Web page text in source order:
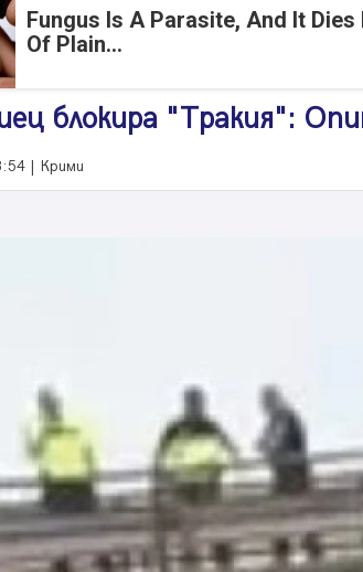
Fungus Is A Parasite, And It Dies
Of Plain...
блокира "Тракия":
| Крими